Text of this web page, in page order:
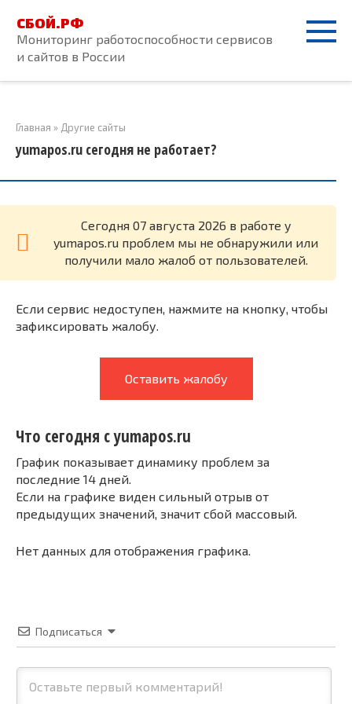
контенту
СБОЙ.РФ
Мониторинг работоспособности сервисов
и сайтов в России
Главная » Другие сайты
yumapos.ru сегодня не работает?
Cегодня 07 августа 2026 в работе у
yumapos.ru проблем мы не обнаружили или
получили мало жалоб от пользователей.
Если сервис недоступен, нажмите на кнопку, чтобы
зафиксировать жалобу.
Оставить жалобу
Что сегодня с yumapos.ru
График показывает динамику проблем за
последние 14 дней.
Если на графике виден сильный отрыв от
предыдущих значений, значит сбой массовый.
Нет данных для отображения графика.
Подписаться